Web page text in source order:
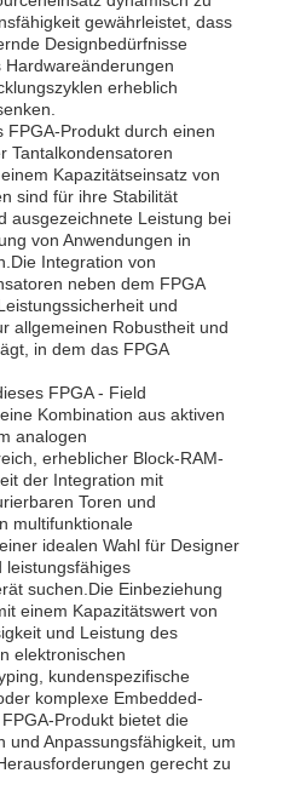
Torarray
gewährleistet, dass
Designbedürfnisse
erheblich
FPGA-Produkt durch einen
Tantalkondensatoren
Kapazitätseinsatz von
sind für ihre Stabilität
ausgezeichnete Leistung bei
von Anwendungen in
Integration von
neben dem FPGA
und
allgemeinen Robustheit und
in dem das FPGA
FPGA - Field
Kombination aus aktiven
analogen
erheblicher Block-RAM-
der Integration mit
Toren und
multifunktionale
idealen Wahl für Designer
leistungsfähiges
suchen.Die Einbeziehung
einem Kapazitätswert von
und Leistung des
elektronischen
kundenspezifische
komplexe Embedded-
Produkt bietet die
und Anpassungsfähigkeit, um
gerecht zu